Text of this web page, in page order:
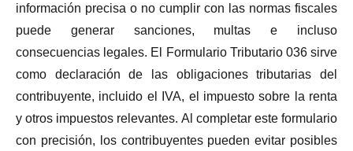
información precisa o no cumplir con las normas fiscales
puede generar sanciones, multas e incluso
consecuencias legales. El Formulario Tributario 036 sirve
como declaración de las obligaciones tributarias del
contribuyente, incluido el IVA, el impuesto sobre la renta
y otros impuestos relevantes. Al completar este formulario
con precisión, los contribuyentes pueden evitar posibles